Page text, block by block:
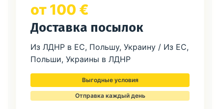
от 100 €
Доставка посылок
Из ЛДНР в ЕС, Польшу, Украину / Из ЕС,
Польши, Украины в ЛДНР
Выгодные условия
Отправка каждый день